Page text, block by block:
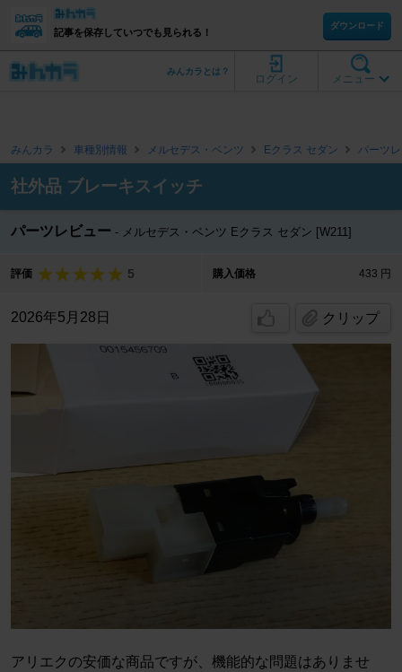
記事を保存していつでも見られる！
ダウンロード
メニュー
ログイン
みんカラとは？
みんカラ 車種別情報 メルセデス・ベンツ Eクラス セダン パーツ
社外品 ブレーキスイッチ
パーツレビュー メルセデス・ベンツ Eクラス セダン [W211]
評価 5 購入価格 433 円
2026年5月28日 クリップ
アリエクの安価な商品ですが、機能的な問題はありませ